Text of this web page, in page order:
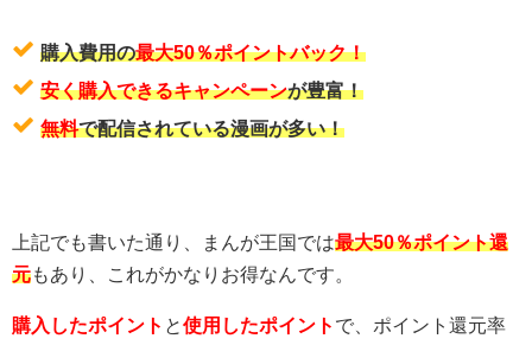
購入費用の最大50％ポイントバック！
安く購入できるキャンペーンが豊富！
無料で配信されている漫画が多い！
上記でも書いた通り、まんが王国では最大50％ポイント還
元もあり、これがかなりお得なんです。
購入したポイント と使用したポイント で、ポイント還元率